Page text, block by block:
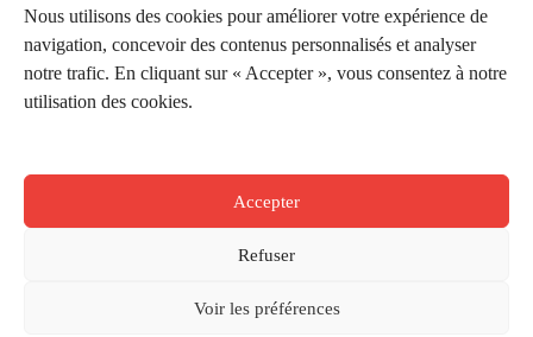
Nous utilisons des cookies pour améliorer votre expérience de
navigation, concevoir des contenus personnalisés et analyser
notre trafic. En cliquant sur « Accepter », vous consentez à notre
utilisation des cookies.
Accepter
Refuser
Voir les préférences
Réductions de la Carte Côté Courrier
Application